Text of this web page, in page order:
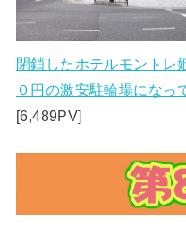
閉鎖したホテルモントレ
０円の激安駐輪場になっ
[6,489PV]